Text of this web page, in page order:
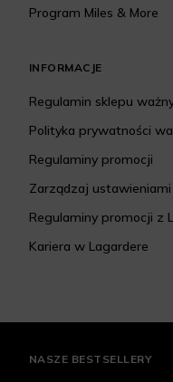
Program Miles & More
INFORMACJE
Regulamin sklepu
Polityka prywatności
Regulaminy promocji
Zarządzaj ustawieniami
Regulaminy promocji z
Kariera w Lagardere
NASZE BESTSELLERY